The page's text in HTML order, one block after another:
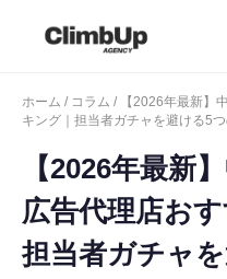
ホーム / コラム / 【2026年最新】
キング｜担当者ガチャを避ける5
【2026年最新
広告代理店お
担当者ガチャ